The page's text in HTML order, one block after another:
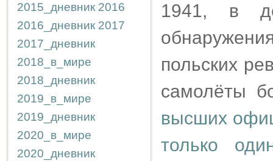
2015_дневник 2016
2016_дневник 2017
2017_дневник
2018_в_мире
2018_дневник
2019_в_мире
2019_дневник
2020_в_мире
2020_дневник
1941, в
польских
самолёты
высших
только